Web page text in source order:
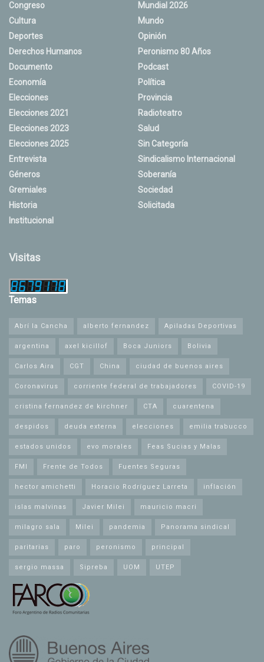
Congreso
Cultura
Deportes
Derechos Humanos
Documento
Economía
Elecciones
Elecciones 2021
Elecciones 2023
Elecciones 2025
Entrevista
Géneros
Gremiales
Historia
Institucional
Mundial 2026
Mundo
Opinión
Peronismo 80 Años
Podcast
Política
Provincia
Radioteatro
Salud
Sin Categoría
Sindicalismo Internacional
Soberanía
Sociedad
Solicitada
Visitas
Temas
Abrí la Cancha alberto fernandez Apiladas Deportivas
argentina axel kicillof Boca Juniors Bolivia
Carlos Aira CGT China ciudad de buenos aires
Coronavirus corriente federal de trabajadores COVID-19
cristina fernandez de kirchner CTA cuarentena
despidos deuda externa elecciones emilia trabucco
estados unidos evo morales Feas Sucias y Malas
FMI Frente de Todos Fuentes Seguras
hector amichetti Horacio Rodríguez Larreta inflación
islas malvinas Javier Milei mauricio macri
milagro sala Milei pandemia Panorama sindical
paritarias paro peronismo principal
sergio massa Sipreba UOM UTEP